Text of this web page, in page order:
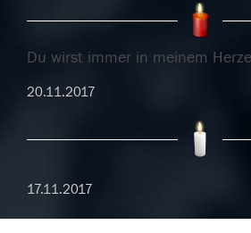
Du wirst immer in meinem
20.11.2017
17.11.2017